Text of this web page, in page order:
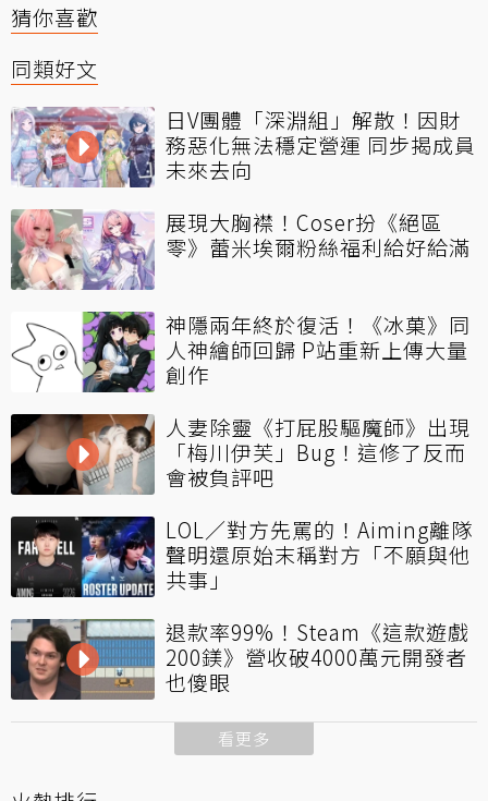
猜你喜歡
同類好文
日V團體「深淵組」解散！因財
務惡化無法穩定營運 同步揭成員
未來去向
展現大胸襟！Coser扮《絕區
零》蕾米埃爾粉絲福利給好給滿
神隱兩年終於復活！《冰菓》同
人神繪師回歸 P站重新上傳大量
創作
人妻除靈《打屁股驅魔師》出現
「梅川伊芙」Bug！這修了反而
會被負評吧
LOL／對方先罵的！Aiming離隊
聲明還原始末稱對方「不願與他
共事」
退款率99%！Steam《這款遊戲
200鎂》營收破4000萬元開發者
也傻眼
看更多